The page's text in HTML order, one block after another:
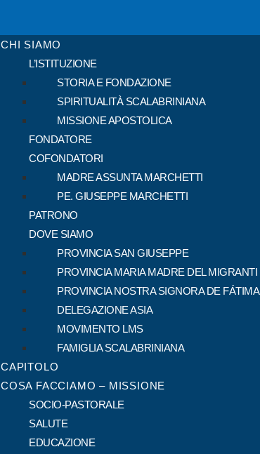
CHI SIAMO
L’ISTITUZIONE
STORIA E FONDAZIONE
SPIRITUALITÀ SCALABRINIANA
MISSIONE APOSTOLICA
FONDATORE
COFONDATORI
MADRE ASSUNTA MARCHETTI
PE. GIUSEPPE MARCHETTI
PATRONO
DOVE SIAMO
PROVINCIA SAN GIUSEPPE
PROVINCIA MARIA MADRE DEL MIGRANTI
PROVINCIA NOSTRA SIGNORA DE FÁTIMA
DELEGAZIONE ASIA
MOVIMENTO LMS
FAMIGLIA SCALABRINIANA
CAPITOLO
COSA FACCIAMO – MISSIONE
SOCIO-PASTORALE
SALUTE
EDUCAZIONE